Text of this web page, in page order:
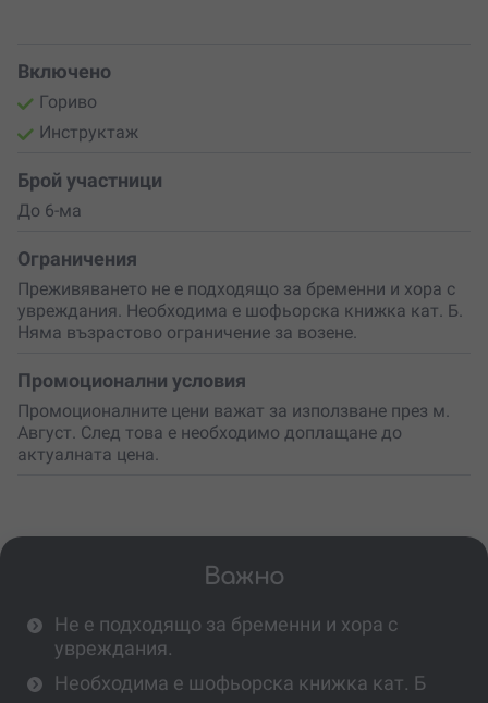
Включено
Гориво
Инструктаж
Брой участници
До 6-ма
Ограничения
Преживяването не е подходящо за бременни и хора с
увреждания. Необходима е шофьорска книжка кат. Б.
Няма възрастово ограничение за возене.
Промоционални условия
Промоционалните цени важат за използване през м.
Август. След това е необходимо доплащане до
актуалната цена.
Важно
Не е подходящо за бременни и хора с
увреждания.
Необходима е шофьорска книжка кат. Б